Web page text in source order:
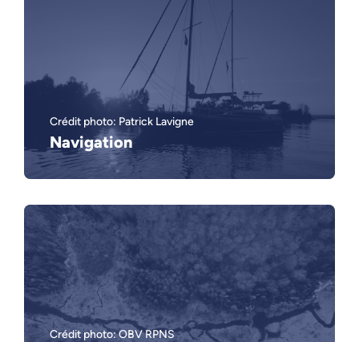
Crédit photo: Patrick Lavigne
Navigation
Crédit photo: OBV RPNS